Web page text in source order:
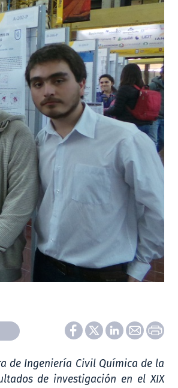
de Ingeniería Civil Química de la
de investigación en el XIX